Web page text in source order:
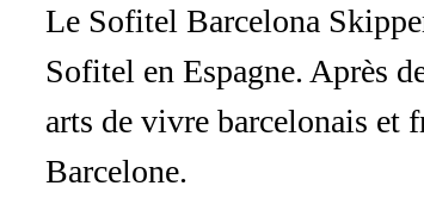
Le Sofitel Barcelona
Sofitel en Espagne. Après
arts de vivre barcelonais et
Barcelone.